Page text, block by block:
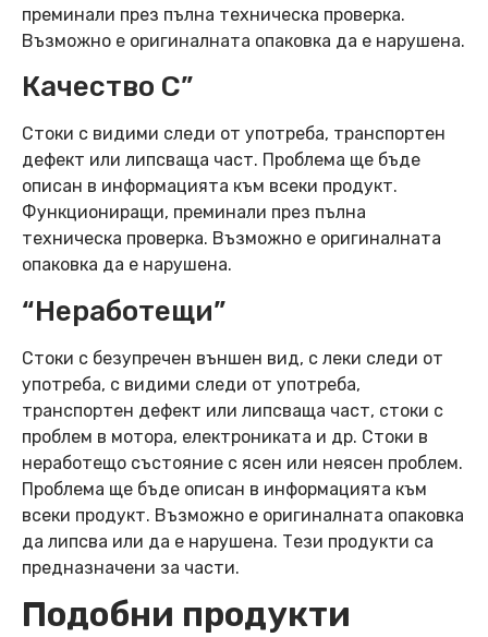
преминали през пълна техническа проверка.
Възможно е оригиналната опаковка да е нарушена.
Качество C”
Стоки с видими следи от употреба, транспортен
дефект или липсваща част. Проблема ще бъде
описан в информацията към всеки продукт.
Функциониращи, преминали през пълна
техническа проверка. Възможно е оригиналната
опаковка да е нарушена.
“Неработещи”
Стоки с безупречен външен вид, с леки следи от
употреба, с видими следи от употреба,
транспортен дефект или липсваща част, стоки с
проблем в мотора, електрониката и др. Стоки в
неработещо състояние с ясен или неясен проблем.
Проблема ще бъде описан в информацията към
всеки продукт. Възможно е оригиналната опаковка
да липсва или да е нарушена. Тези продукти са
предназначени за части.
Подобни продукти